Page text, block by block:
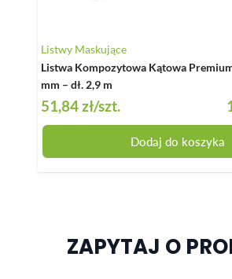
Listwy Maskujące
Listwa Kompozytowa Kątowa
mm – dł. 2,9 m
51,84 zł/szt.
Dodaj do koszyka
ZAPYTAJ O